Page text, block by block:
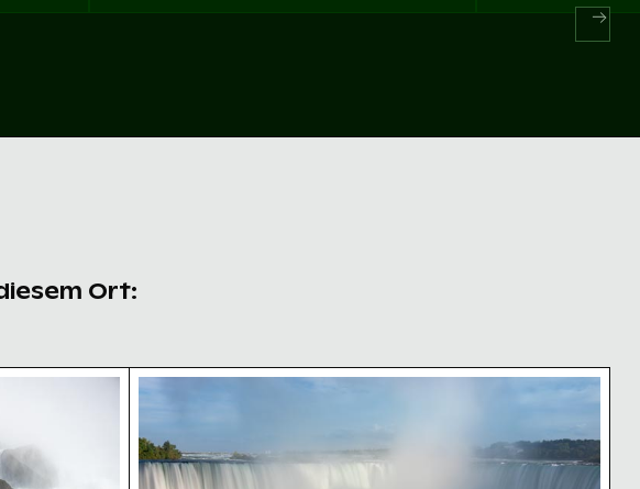
Ort:
Naturwunder
Felsen am Niagarafälle, Kraftvolles Wasser
Maid of the Mist Bootstour an den Niagarafällen